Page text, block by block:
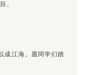
。
成江海。愿同学们踏